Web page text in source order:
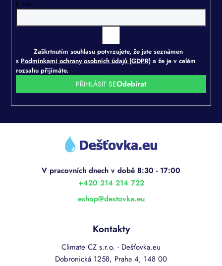
E-mail
Zaškrtnutím souhlasu potvrzujete, že jste seznámen
s Podmínkami ochrany osobních údajů (GDPR)a že je v celém
rozsahu přijímáte.
PŘIHLÁSIT SE
Z
eshop@destovka.eu
+420 214 214 722
Kontakty
Climate CZ s.r.o. - Dešťovka.eu
Dobronická 1258, Praha 4, 148 00